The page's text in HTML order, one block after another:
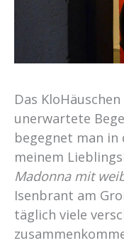
Das
unerwartete
begegnet man in
meinem
Madonna mit
Isenbrant am
täglich viele